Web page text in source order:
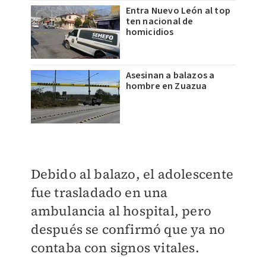
Entra Nuevo León al top
ten nacional de
homicidios
Asesinan a balazos a
hombre en Zuazua
Debido al balazo, el adolescente
fue trasladado en una
ambulancia al hospital, pero
después se confirmó que ya no
contaba con signos vitales.